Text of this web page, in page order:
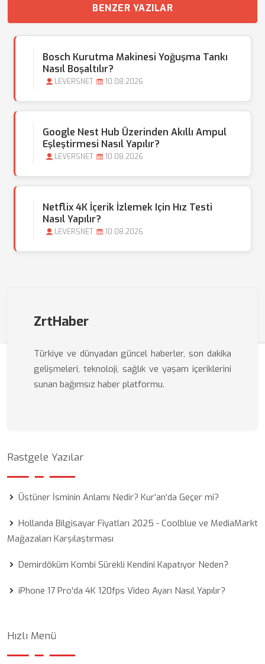
BENZER YAZILAR
Bosch Kurutma Makinesi Yoğuşma Tankı
Nasıl Boşaltılır?
LEVERSNET 10.08.2026
Google Nest Hub Üzerinden Akıllı Ampul
Eşleştirmesi Nasıl Yapılır?
LEVERSNET 10.08.2026
Netflix 4K İçerik İzlemek Için Hız Testi
Nasıl Yapılır?
LEVERSNET 10.08.2026
ZrtHaber
Türkiye ve dünyadan güncel haberler, son dakika
gelişmeleri, teknoloji, sağlık ve yaşam içeriklerini
sunan bağımsız haber platformu.
Rastgele Yazılar
Üstüner İsminin Anlamı Nedir? Kur’an’da Geçer mi?
Hollanda Bilgisayar Fiyatları 2025 - Coolblue ve MediaMarkt
Mağazaları Karşılaştırması
Demirdöküm Kombi Sürekli Kendini Kapatıyor Neden?
iPhone 17 Pro'da 4K 120fps Video Ayarı Nasıl Yapılır?
Hızlı Menü